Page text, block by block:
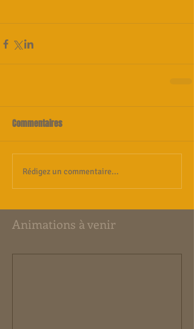
Commentaires
Rédigez un commentaire...
Animations à venir